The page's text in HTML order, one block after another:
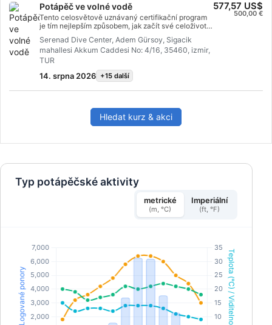
Potápěč ve volné vodě
Tento celosvětově uznávaný certifikační program
je tím nejlepším způsobem, jak začít své celoživotní
Individuální výcvik je kombinován s praxí ve vodě,
která vám zajistí dovednosti a zkušenosti potřebné
k tomu, abyste se pod vodou cítili skutečně
pohodlně. Po absolvování těchto kroků získáte
certifikát SSI Open Water Diver.
Serenad Dive Center, Adem Gürsoy, Sigacik
mahallesi Akkum Caddesi No: 4/16, 35460, izmir,
TUR
14. srpna 2026 +15 další
577,57 US$
500,00 €
Hledat kurz & akci
Typ potápěčské aktivity
metrické
(m, °C)
Imperiální
(ft, °F)